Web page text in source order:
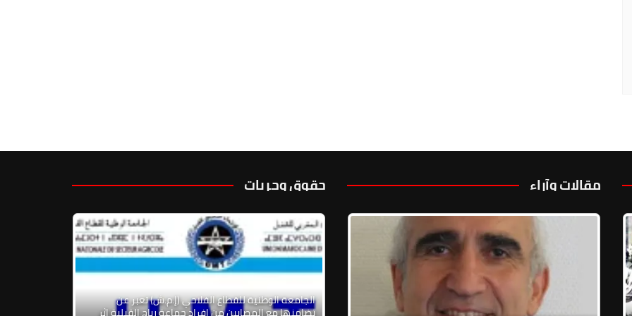
مقالات وآراء
الاستسلام
حقوق وحريات
الجامعة الوطنية للقطاع الفلاحي (إ.م.ش) تعبر عن
تضامنها مع المصابين من افراد جماعة رياح القبلية اثر عائلات المختطفين مجهولي المصير: وقفة الحقيقة من